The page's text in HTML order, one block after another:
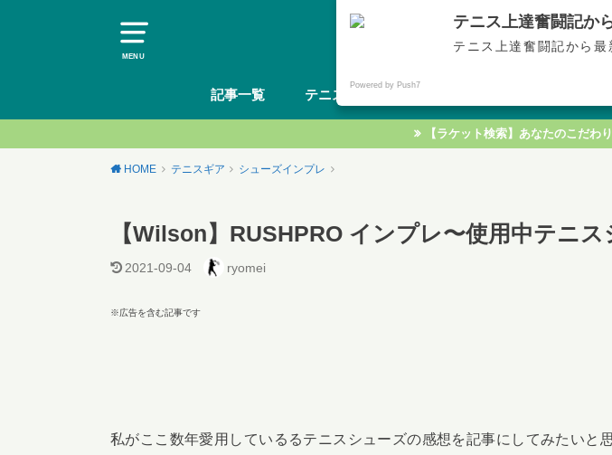
MENU テニス
記事一覧 テニスギア
【ラケット検索】あなたのこだわ
HOME テニスギア シューズインプレ
【Wilson】RUSHPRO インプレ〜使用中テニ
2021-09-04 ryomei
※広告を含む記事です
私がここ数年愛用しているるテニスシューズの感想を記事にしてみたいと思
テニス上達奮闘記か
テニス上達奮闘記から最
Powered by Push7